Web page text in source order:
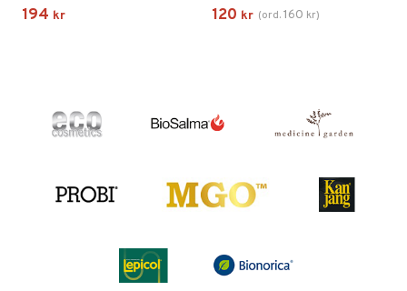
194 kr 120 kr (ord.160 kr)